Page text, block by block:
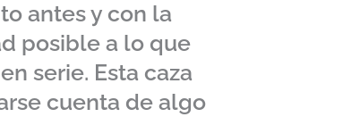
antes y con la
posible a lo que
serie. Esta caza
cuenta de algo